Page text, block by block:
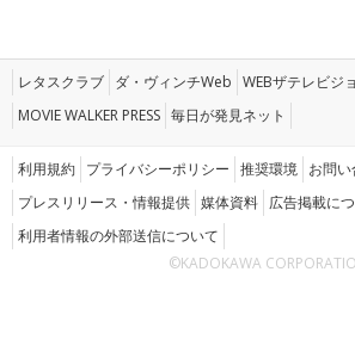
レタスクラブ ダ・ヴィンチWeb WEBザテレビジ
MOVIE WALKER PRESS 毎日が発見ネット
利用規約 プライバシーポリシー 推奨環境 お問
プレスリリース・情報提供 媒体資料 広告掲載に
利用者情報の外部送信について
©KADOKAWA